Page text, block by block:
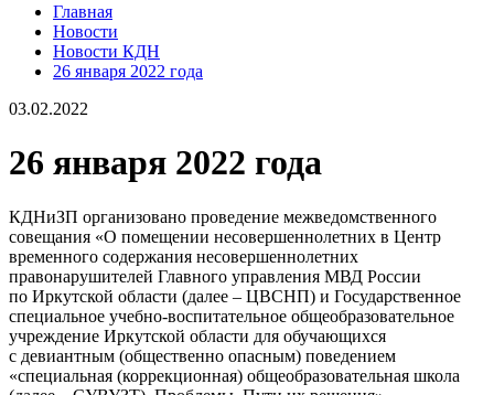
Главная
Новости
Новости КДН
26 января 2022 года
03.02.2022
26 января 2022 года
КДНиЗП организовано проведение межведомственного
совещания «О помещении несовершеннолетних в Центр
временного содержания несовершеннолетних
правонарушителей Главного управления МВД России
по Иркутской области (далее – ЦВСНП) и Государственное
специальное учебно-воспитательное общеобразовательное
учреждение Иркутской области для обучающихся
с девиантным (общественно опасным) поведением
«специальная (коррекционная) общеобразовательная школа